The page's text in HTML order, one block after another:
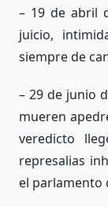
– 19 de abril
juicio,
siempre de
– 29 de junio
mueren
veredicto
represalias
el parlamento